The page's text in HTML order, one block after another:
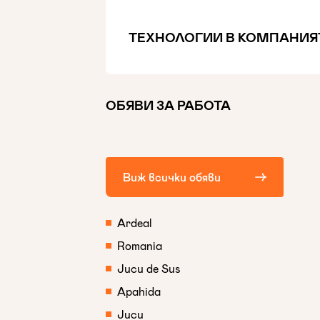
ТЕХНОЛОГИИ В
ОБЯВИ ЗА РАБОТА
Виж всички обяви
Ardeal
Romania
Jucu de Sus
Apahida
Jucu